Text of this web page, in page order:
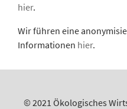
hier.
Wir führen eine
Informationen hier.
© 2021 Ökologisches